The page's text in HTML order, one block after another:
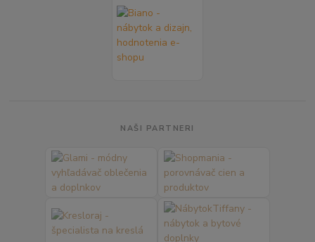
NAŠI PARTNERI